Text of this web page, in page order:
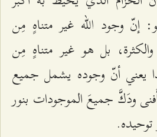
وجود الله غير متناهٍ مِن
بل هو غير متناهٍ مِن
يعني أنّ وجوده يشمل جميع
ودَكَّ جميعَ الموجودات بنور
توحيده.